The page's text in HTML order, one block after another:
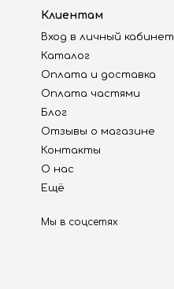
Клиентам
Вход в личный кабинет
Каталог
Оплата и доставка
Оплата частями
Блог
Отзывы о магазине
Контакты
О нас
Ещё
Мы в соцсетях